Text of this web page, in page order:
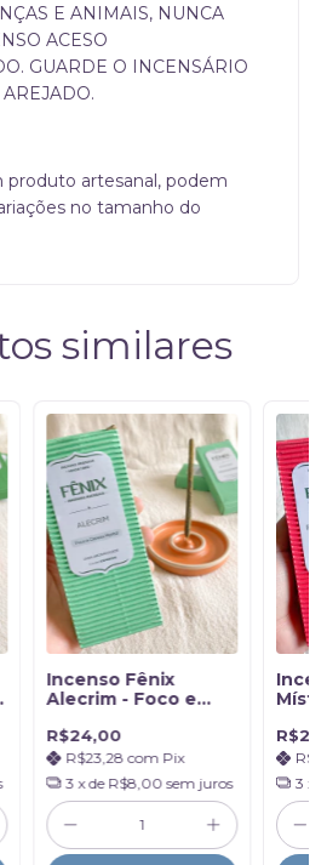
E ANIMAIS, NUNCA
ACESO
GUARDE O INCENSÁRIO
produto artesanal, podem
no tamanho do
similares
Incenso Fênix
Alecrim - Foco e
R$24,00
R$23,28com Pix
3 x de R$8,00 sem juros
3 x